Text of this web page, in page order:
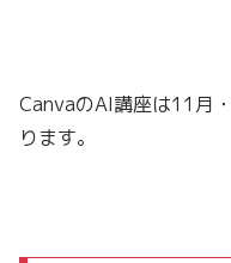
CanvaのAI講座は11月
ります。